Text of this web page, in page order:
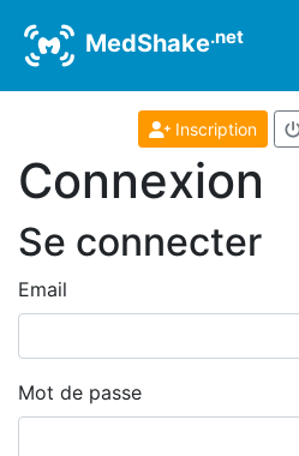
MedShake.net
Inscription
Connexion
Se connecter
Email
Mot de passe